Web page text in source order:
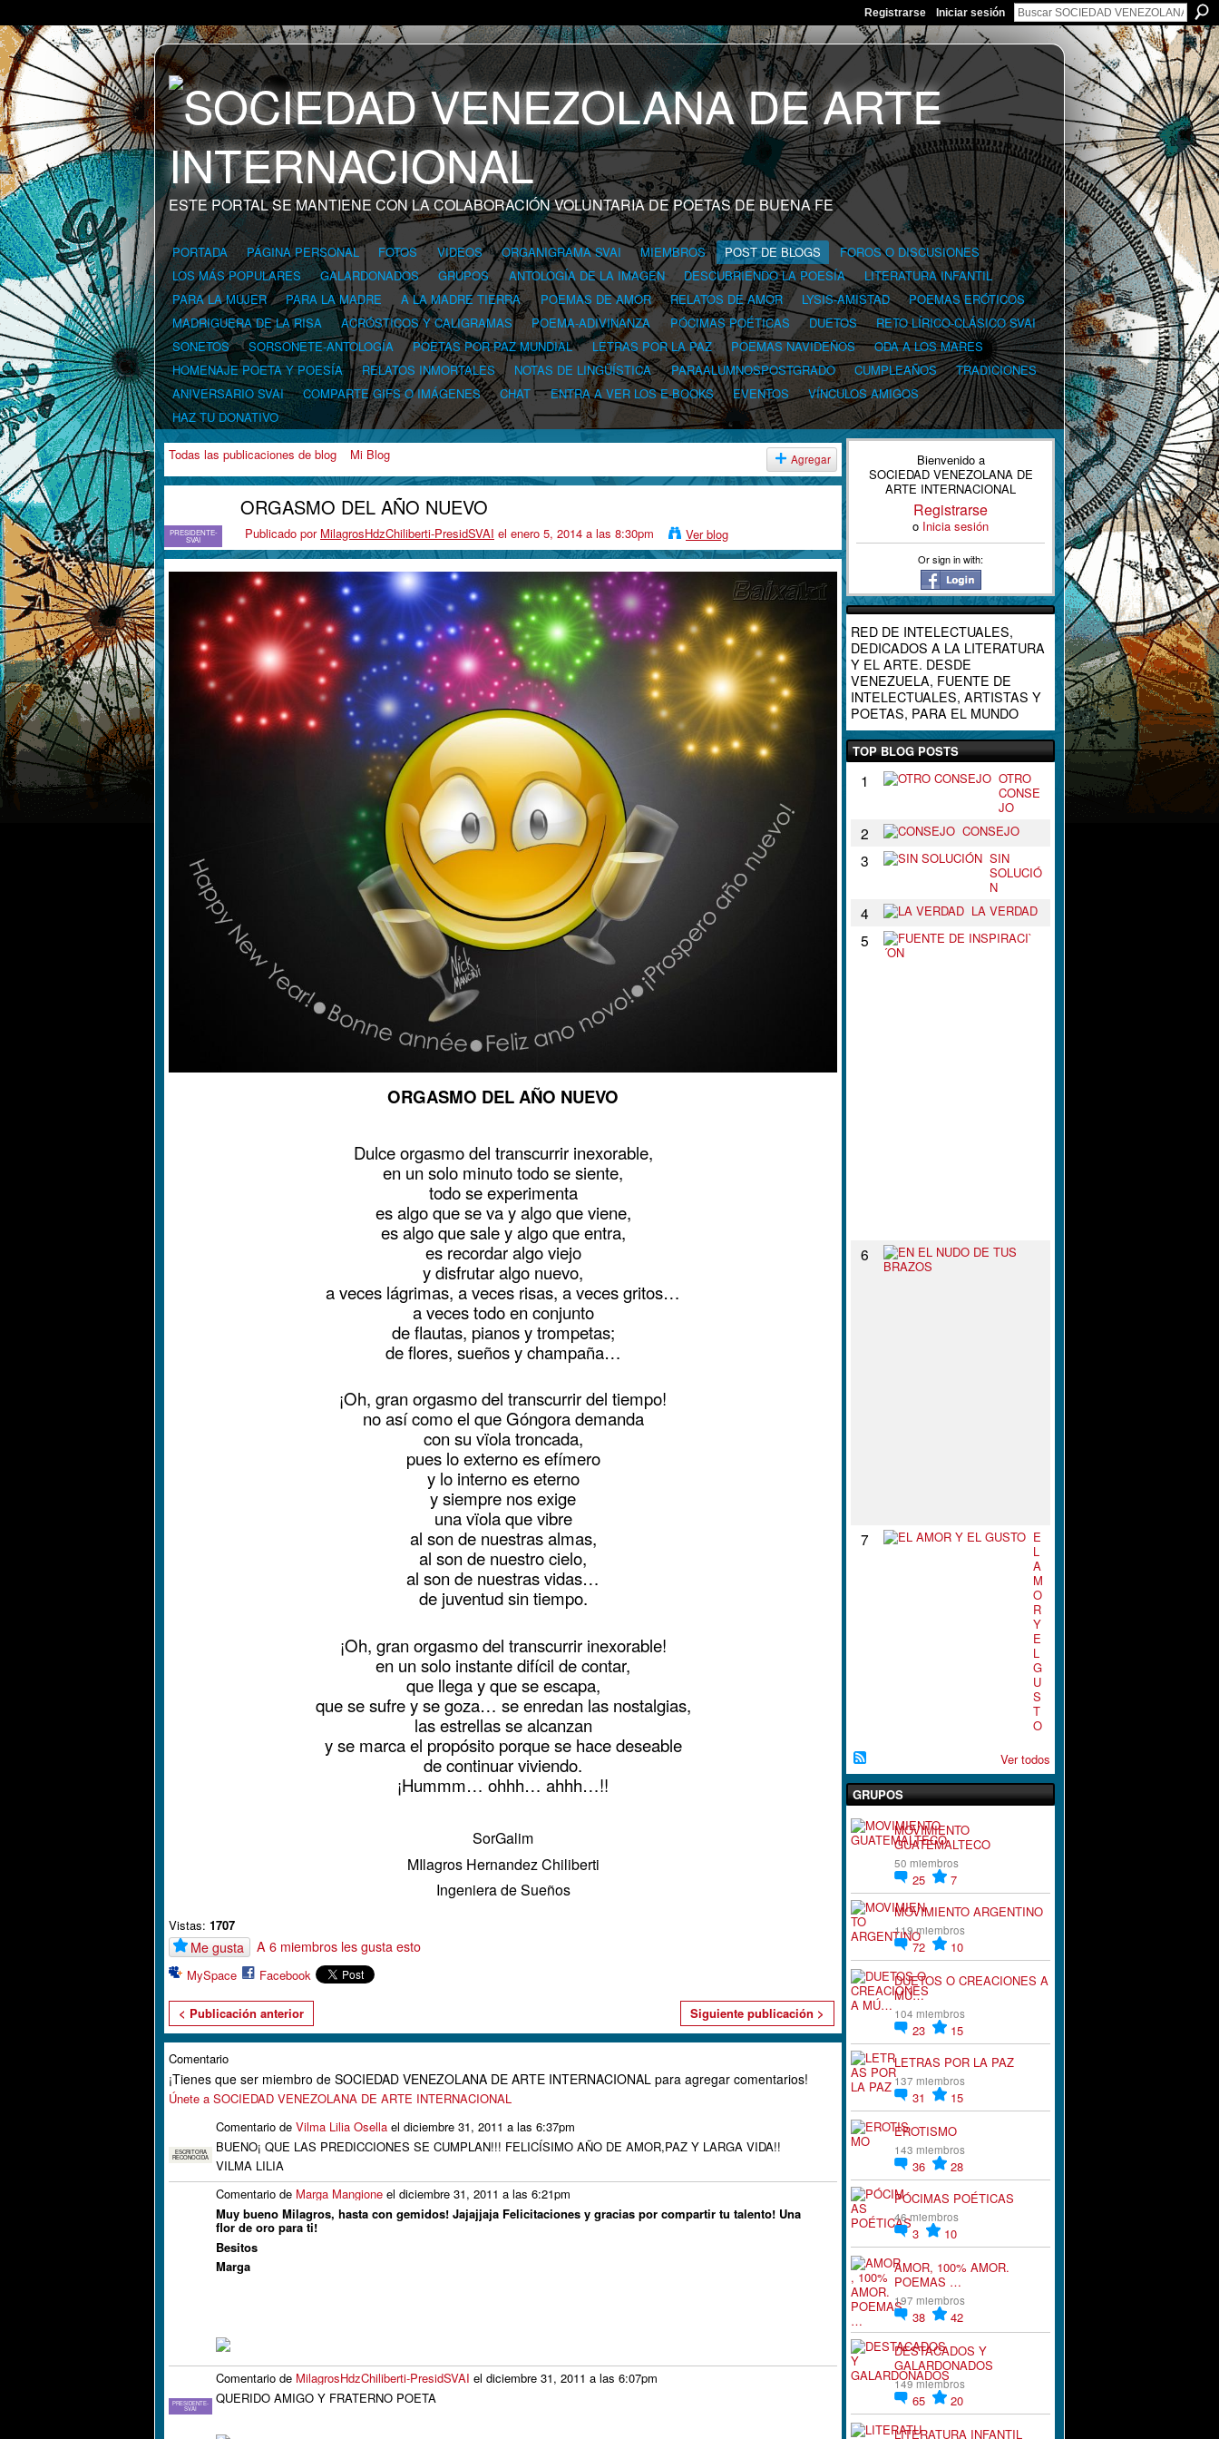
Registrarse Iniciar sesión
ESTE PORTAL SE MANTIENE CON LA COLABORACIÓN VOLUNTARIA DE POETAS DE BUENA FE
PORTADA PÁGINA PERSONAL FOTOS VIDEOS ORGANIGRAMA SVAI MIEMBROS POST DE BLOGS
FOROS O DISCUSIONES
LOS MÁS POPULARES
GALARDONADOS GRUPOS ANTOLOGÍA DE LA IMAGEN DESCUBRIENDO LA POESÍA
LITERATURA INFANTIL
PARA LA MUJER
PARA LA MADRE A LA MADRE TIERRA POEMAS DE AMOR RELATOS DE AMOR LYSIS-AMISTAD
POEMAS ERÓTICOS
MADRIGUERA DE LA RISA
ACRÓSTICOS Y CALIGRAMAS POEMA-ADIVINANZA PÓCIMAS POÉTICAS DUETOS
RETO LÍRICO-CLÁSICO SVAI
SONETOS
SORSONETE-ANTOLOGÍA POETAS POR PAZ MUNDIAL LETRAS POR LA PAZ POEMAS NAVIDEÑOS
ODA A LOS MARES
HOMENAJE POETA Y POESÍA
RELATOS INMORTALES NOTAS DE LINGÜÍSTICA PARAALUMNOSPOSTGRADO CUMPLEAÑOS
TRADICIONES
ANIVERSARIO SVAI
COMPARTE GIFS O IMÁGENES CHAT ENTRA A VER LOS E-BOOKS EVENTOS
VÍNCULOS AMIGOS
HAZ TU DONATIVO
Todas las publicaciones de blog Mi Blog Agregar
PRESIDENTE-
SVAI
ORGASMO DEL AÑO NUEVO
Publicado por MilagrosHdzChiliberti-PresidSVAI el enero 5, 2014 a las 8:30pm Ver blog
ORGASMO DEL AÑO NUEVO
Dulce orgasmo del transcurrir inexorable,
en un solo minuto todo se siente,
todo se experimenta
es algo que se va y algo que viene,
es algo que sale y algo que entra,
es recordar algo viejo
y disfrutar algo nuevo,
a veces lágrimas, a veces risas, a veces gritos…
a veces todo en conjunto
de flautas, pianos y trompetas;
de flores, sueños y champaña…
¡Oh, gran orgasmo del transcurrir del tiempo!
no así como el que Góngora demanda
con su vïola troncada,
pues lo externo es efímero
y lo interno es eterno
y siempre nos exige
una vïola que vibre
al son de nuestras almas,
al son de nuestro cielo,
al son de nuestras vidas…
de juventud sin tiempo.
¡Oh, gran orgasmo del transcurrir inexorable!
en un solo instante difícil de contar,
que llega y que se escapa,
que se sufre y se goza… se enredan las nostalgias,
las estrellas se alcanzan
y se marca el propósito porque se hace deseable
de continuar viviendo.
¡Hummm… ohhh… ahhh…!!
SorGalim
MIlagros Hernandez Chiliberti
Ingeniera de Sueños
Vistas: 1707
Me gusta A 6 miembros les gusta esto
MySpace Facebook
< Publicación anterior Siguiente publicación >
Comentario
¡Tienes que ser miembro de SOCIEDAD VENEZOLANA DE ARTE INTERNACIONAL para agregar comentarios!
Únete a SOCIEDAD VENEZOLANA DE ARTE INTERNACIONAL
ESCRITORA
RECONOCIDA
Comentario de Vilma Lilia Osella el diciembre 31, 2011 a las 6:37pm
BUENO¡ QUE LAS PREDICCIONES SE CUMPLAN!!! FELICÍSIMO AÑO DE AMOR,PAZ Y LARGA VIDA!!
VILMA LILIA
Comentario de Marga Mangione el diciembre 31, 2011 a las 6:21pm
Muy bueno Milagros, hasta con gemidos! Jajajjaja Felicitaciones y gracias por compartir tu talento! Una
flor de oro para ti!
Besitos
Marga
PRESIDENTE-
SVAI
Comentario de MilagrosHdzChiliberti-PresidSVAI el diciembre 31, 2011 a las 6:07pm
QUERIDO AMIGO Y FRATERNO POETA
Bienvenido a
SOCIEDAD VENEZOLANA DE
ARTE INTERNACIONAL
Registrarse
o Inicia sesión
Or sign in with:
RED DE INTELECTUALES,
DEDICADOS A LA LITERATURA
Y EL ARTE. DESDE
VENEZUELA, FUENTE DE
INTELECTUALES, ARTISTAS Y
POETAS, PARA EL MUNDO
TOP BLOG POSTS
1
OTRO
CONSE
JO
2 CONSEJO
3
SIN
SOLUCIÓ
N
4 LA VERDAD
5
6
7
E
L
A
M
O
R
Y
E
L
G
U
S
T
O
Ver todos
GRUPOS
MOVIMIENTO
GUATEMALTECO
50 miembros
25
7
MOVIMIENTO ARGENTINO
119 miembros
72
10
DUETOS O CREACIONES A
MÚ…
104 miembros
23
15
LETRAS POR LA PAZ
137 miembros
31
15
EROTISMO
143 miembros
36
28
PÓCIMAS POÉTICAS
46 miembros
3
10
AMOR, 100% AMOR.
POEMAS …
197 miembros
38
42
DESTACADOS Y
GALARDONADOS
149 miembros
65
20
LITERATURA INFANTIL